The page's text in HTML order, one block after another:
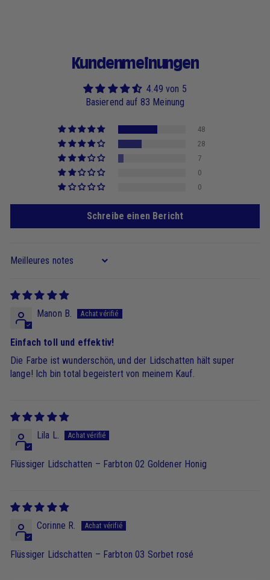
Kundenmeinungen
4.49 von 5
Basierend auf 83 Meinung
48
28
7
0
0
Schreibe einen Bericht
Sort by
Manon B.
Einfach toll und effektiv!
Die Farbe ist wunderschön, und der Lidschatten hält super
lange! Ich bin total begeistert von meinem Kauf.
Lila L.
Flüssiger Lidschatten – Farbton 02 Goldener Honig
Corinne R.
Flüssiger Lidschatten – Farbton 03 Sorbet rosé